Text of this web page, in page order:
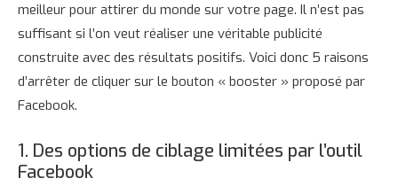
meilleur pour attirer du monde sur votre page. Il n’est pas
suffisant si l’on veut réaliser une véritable publicité
construite avec des résultats positifs. Voici donc 5 raisons
d’arrêter de cliquer sur le bouton « booster » proposé par
Facebook.
1. Des options de ciblage limitées par l’outil
Facebook